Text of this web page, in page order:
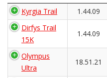
Kyrgia Trail
1.44.09
Dirfys Trail
15K
1.44.09
Olympus
Ultra
18.51.21